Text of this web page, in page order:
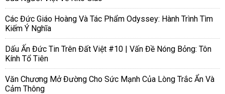
Các Đức Giáo Hoàng Và Tác Phẩm Odyssey: Hành Trình Tìm
Kiếm Ý Nghĩa
Dấu Ấn Đức Tin Trên Đất Việt #10 | Vấn Đề Nóng Bỏng: Tôn
Kính Tổ Tiên
Văn Chương Mở Đường Cho Sức Mạnh Của Lòng Trắc Ẩn Và
Cảm Thông